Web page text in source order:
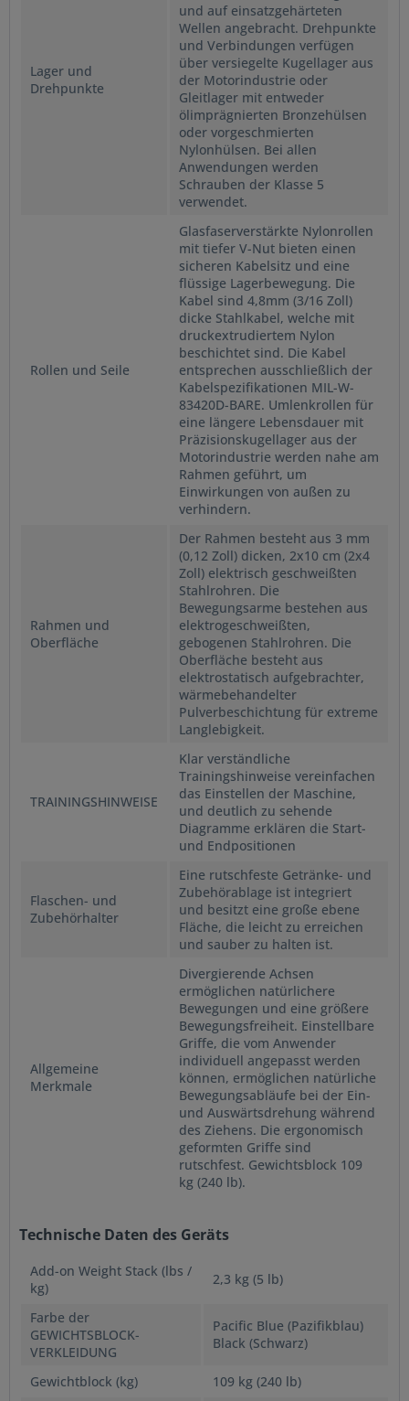
Lager und
Drehpunkte
und auf einsatzgehärteten
Wellen angebracht. Drehpunkte
und Verbindungen verfügen
über versiegelte Kugellager aus
der Motorindustrie oder
Gleitlager mit entweder
ölimprägnierten Bronzehülsen
oder vorgeschmierten
Nylonhülsen. Bei allen
Anwendungen werden
Schrauben der Klasse 5
verwendet.
Rollen und Seile
Glasfaserverstärkte Nylonrollen
mit tiefer V-Nut bieten einen
sicheren Kabelsitz und eine
flüssige Lagerbewegung. Die
Kabel sind 4,8mm (3/16 Zoll)
dicke Stahlkabel, welche mit
druckextrudiertem Nylon
beschichtet sind. Die Kabel
entsprechen ausschließlich der
Kabelspezifikationen MIL-W-
83420D-BARE. Umlenkrollen für
eine längere Lebensdauer mit
Präzisionskugellager aus der
Motorindustrie werden nahe am
Rahmen geführt, um
Einwirkungen von außen zu
verhindern.
Rahmen und
Oberfläche
Der Rahmen besteht aus 3 mm
(0,12 Zoll) dicken, 2x10 cm (2x4
Zoll) elektrisch geschweißten
Stahlrohren. Die
Bewegungsarme bestehen aus
elektrogeschweißten,
gebogenen Stahlrohren. Die
Oberfläche besteht aus
elektrostatisch aufgebrachter,
wärmebehandelter
Pulverbeschichtung für extreme
Langlebigkeit.
TRAININGSHINWEISE
Klar verständliche
Trainingshinweise vereinfachen
das Einstellen der Maschine,
und deutlich zu sehende
Diagramme erklären die Start-
und Endpositionen
Flaschen- und
Zubehörhalter
Eine rutschfeste Getränke- und
Zubehörablage ist integriert
und besitzt eine große ebene
Fläche, die leicht zu erreichen
und sauber zu halten ist.
Allgemeine
Merkmale
Divergierende Achsen
ermöglichen natürlichere
Bewegungen und eine größere
Bewegungsfreiheit. Einstellbare
Griffe, die vom Anwender
individuell angepasst werden
können, ermöglichen natürliche
Bewegungsabläufe bei der Ein-
und Auswärtsdrehung während
des Ziehens. Die ergonomisch
geformten Griffe sind
rutschfest. Gewichtsblock 109
kg (240 lb).
Technische Daten des Geräts
Add-on Weight Stack (lbs /
kg)
2,3 kg (5 lb)
Farbe der
GEWICHTSBLOCK-
VERKLEIDUNG
Pacific Blue (Pazifikblau)
Black (Schwarz)
Gewichtblock (kg) 109 kg (240 lb)